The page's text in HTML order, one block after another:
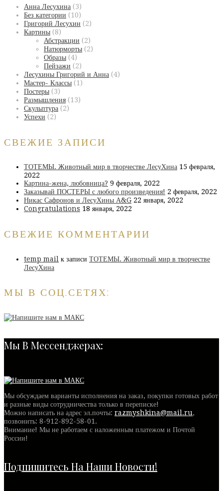
Анна Лесухина (3)
Без категории (10)
Григорий Лесухин (2)
Картины (8)
Абстракции (2)
Натюрморты (2)
Образы (4)
Пейзажи (2)
Лесухины Григорий и Анна (4)
Мастер- Классы (1)
Постеры (3)
Размышления (13)
Скульптура (2)
Успехи (2)
СВЕЖИЕ ЗАПИСИ
ТОТЕМЫ. Животный мир в творчестве ЛесуХина 15 февраля,
2022
Картина-жена, любовница? 9 февраля, 2022
Заказывай ПОСТЕРЫ с любого произведения! 2 февраля, 2022
Никас Сафронов и ЛесуХины А&G 22 января, 2022
Congratulations 18 января, 2022
СВЕЖИЕ КОММЕНТАРИИ
temp mail к записи ТОТЕМЫ. Животный мир в творчестве
ЛесуХина
МЫ В СОЦ.СЕТЯХ:
Мы В Мессенджерах:
Мы обсуждаем варианты исполнения на заказ, покупки готовых работ
и разные виды сотрудничества только в переписке!
Можно написать на адрес эл.почты: razmyshkina@mail.ru,
позвонить: 8-912-892-58-01.
Внимание! Мы не работаем с наложенным платежом и Почтой
России!
Подпишитесь На Наши Новости!